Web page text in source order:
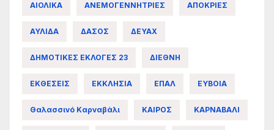
ΑΙΟΛΙΚΑ ΑΝΕΜΟΓΕΝΝΗΤΡΙΕΣ ΑΠΟΚΡΙΕΣ
ΑΥΛΙΔΑ ΔΑΣΟΣ ΔΕΥΑΧ
ΔΗΜΟΤΙΚΕΣ ΕΚΛΟΓΕΣ 23 ΔΙΕΘΝΗ
ΕΚΘΕΣΕΙΣ ΕΚΚΛΗΣΙΑ ΕΠΑΛ ΕΥΒΟΙΑ
Θαλασσινό Καρναβάλι ΚΑΙΡΟΣ ΚΑΡΝΑΒΑΛΙ